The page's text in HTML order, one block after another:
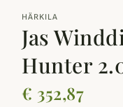
HÄRKILA
Jas
Hunter
€ 352,87